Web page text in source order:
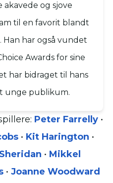
og sjove
til en favorit blandt
har også vundet
Awards for sine
har bidraget til hans
unge publikum.
Peter Farrelly •
• Kit Harington •
• Mikkel
• Joanne Woodward